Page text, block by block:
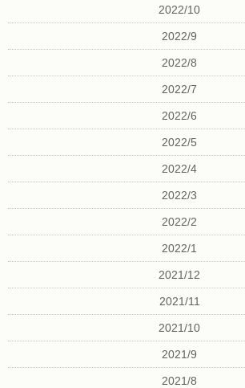
2022/10
2022/9
2022/8
2022/7
2022/6
2022/5
2022/4
2022/3
2022/2
2022/1
2021/12
2021/11
2021/10
2021/9
2021/8